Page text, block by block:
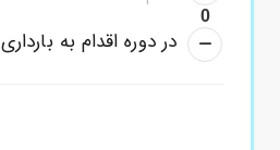
0
در دوره اقدام به بارداری